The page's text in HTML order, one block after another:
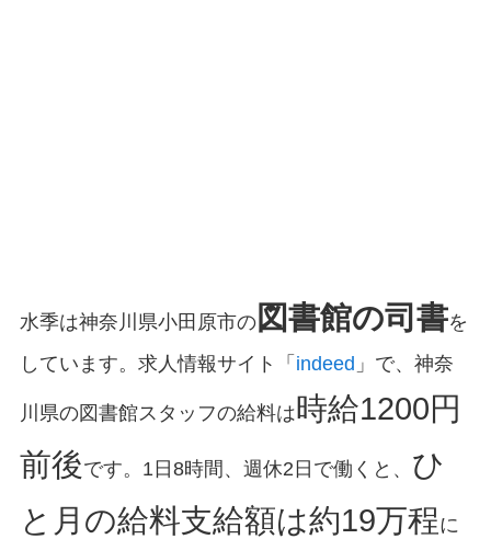
水季は神奈川県小田原市の図書館の司書を
しています。求人情報サイト「 indeed 」で、神奈
川県の図書館スタッフの給料は時給1200円
前後です。1日8時間、週休2日で働くと、 ひ
と月の給料支給額は約19万程に